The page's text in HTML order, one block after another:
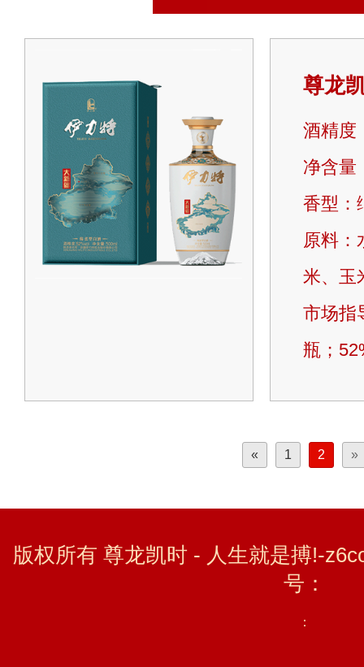
尊龙
酒精度
净含量
香型：
原料：
米、玉
市场指
瓶；
« 1 2 »
版权所有 尊龙凯时 - 人生就是搏!-
号：
：